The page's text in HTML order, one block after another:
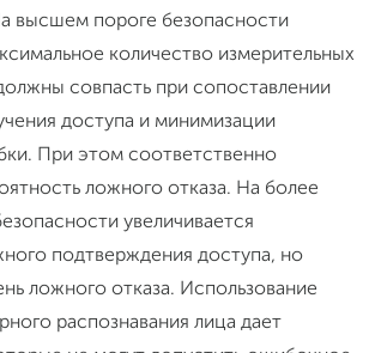
высшем пороге безопасности
количество измерительных
совпасть при сопоставлении
доступа и минимизации
При этом соответственно
ложного отказа. На более
увеличивается
подтверждения доступа, но
ложного отказа. Использование
распознавания лица дает